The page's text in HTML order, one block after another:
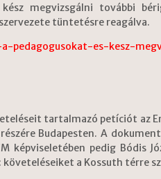
megvizsgálni további
tüntetésre reagálva.
pedagogusokat-es-kesz-
tartalmazó petíciót az
Budapesten. A
képviseletében pedig Bódis
követeléseiket a Kossuth